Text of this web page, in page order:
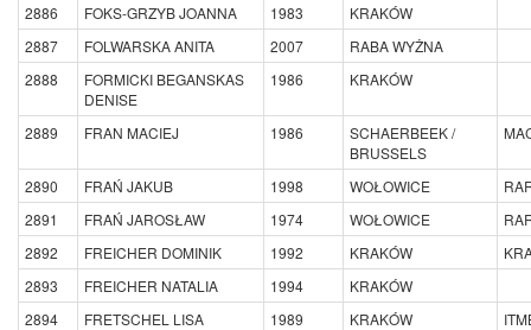
2886
FOKS-GRZYB JOANNA 1983
KRAKÓW
2887
FOLWARSKA ANITA 2007
RABA WYŻNA
2888
FORMICKI BEGANSKAS
DENISE
1986 KRAKÓW
2889 FRAN MACIEJ 1986
SCHAERBEEK /
BRUSSELS
2890 FRAŃ JAKUB 1998 WOŁOWICE
2891
FRAŃ JAROSŁAW 1974 WOŁOWICE
2892
FREICHER DOMINIK 1992 KRAKÓW
2893
FREICHER NATALIA 1994
KRAKÓW
2894
FRETSCHEL LISA 1989 KRAKÓW